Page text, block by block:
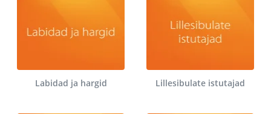
Labidad ja hargid Lillesibulate istutajad